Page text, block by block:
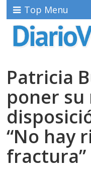
Top Menu
Patricia
poner su
“No hay
fractura”